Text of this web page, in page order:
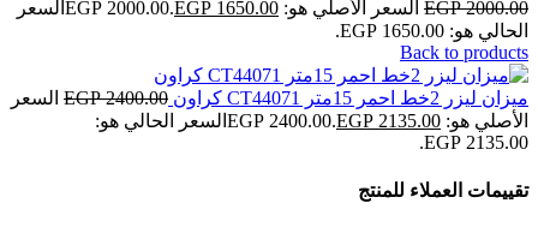
EGP2000.00 السعر الأصلي هو: EGP 2000.00. EGP 1650.00
السعر
الحالي هو: EGP 1650.00.
Back to products
ميزان ليزر 2خط احمر 15متر CT44071 كراون EGP2400.00
السعر
الأصلي هو: EGP 2400.00.
EGP 2135.00
السعر الحالي هو:
EGP 2135.00.
تقييمات العملاء للمنتج